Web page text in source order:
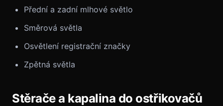
Přední a zadní mlhové světlo
Směrová světla
Osvětlení registrační značky
Zpětná světla
Stěrače a kapalina do ostřikovačů